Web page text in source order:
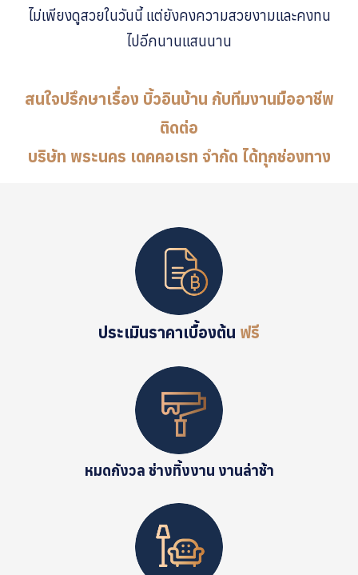
ไม่เพียงดูสวยในวันนี้ แต่ยังคงความสวยงามและคงทน
ไปอีกนานแสนนาน
สนใจปรึกษาเรื่อง บิ้วอินบ้าน กับทีมงานมืออาชีพ
ติดต่อ
บริษัท พระนคร เดคคอเรท จำกัด ได้ทุกช่องทาง
ประเมินราคาเบื้องต้น ฟรี
หมดกังวล ช่างทิ้งงาน งานล่าช้า